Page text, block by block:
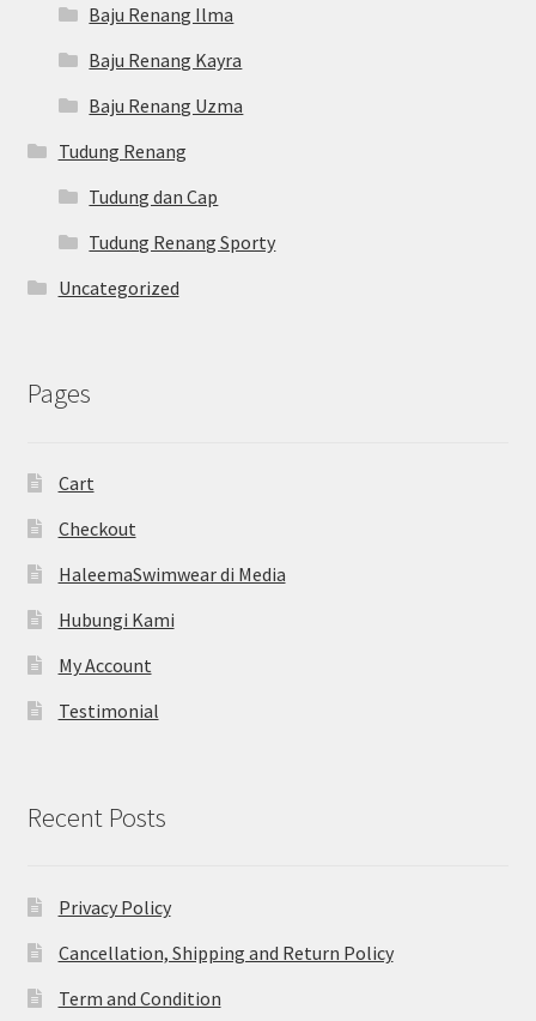
Baju Renang Ilma
Baju Renang Kayra
Baju Renang Uzma
Tudung Renang
Tudung dan Cap
Tudung Renang Sporty
Uncategorized
Pages
Cart
Checkout
HaleemaSwimwear di Media
Hubungi Kami
My Account
Testimonial
Recent Posts
Privacy Policy
Cancellation, Shipping and Return Policy
Term and Condition